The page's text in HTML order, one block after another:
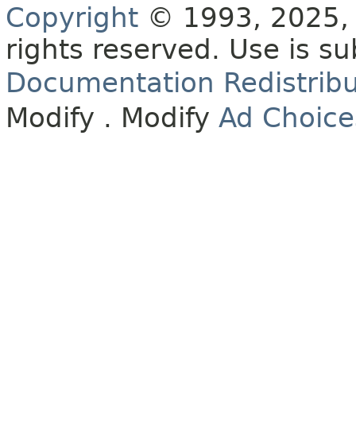
Copyright © 1993,
rights reserved. Use is
Documentation
Modify . Modify Ad